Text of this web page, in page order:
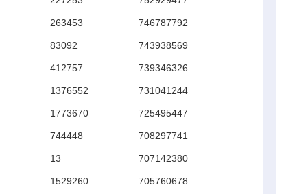
263453 746787792
83092 743938569
412757 739346326
1376552 731041244
1773670 725495447
744448 708297741
13 707142380
1529260 705760678